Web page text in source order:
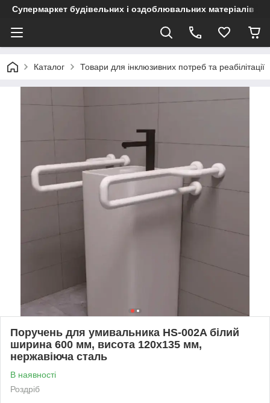
Супермаркет будівельних і оздоблювальних матеріалів
Каталог Товари для інклюзивних потреб та реабілітації
Поручень для умивальника HS-002A білий
ширина 600 мм, висота 120х135 мм,
нержавіюча сталь
В наявності
Роздріб